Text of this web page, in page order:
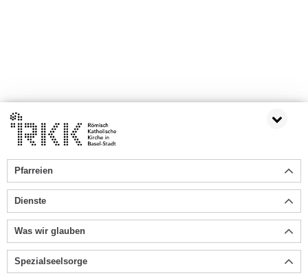
Pfarreien
Dienste
Was wir glauben
Spezialseelsorge